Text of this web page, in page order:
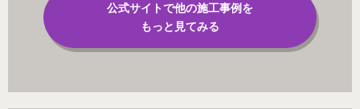
公式サイトで他の施工事例を
もっと見てみる